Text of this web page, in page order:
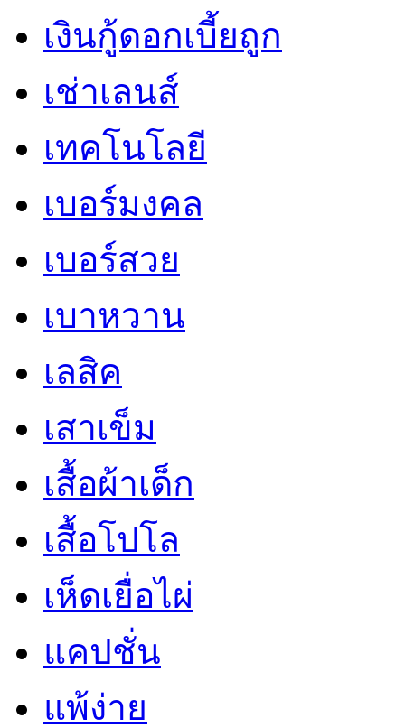
เงินกู้ดอกเบี้ยถูก
เช่าเลนส์
เทคโนโลยี
เบอร์มงคล
เบอร์สวย
เบาหวาน
เลสิค
เสาเข็ม
เสื้อผ้าเด็ก
เสื้อโปโล
เห็ดเยื่อไผ่
แคปชั่น
แพ้ง่าย